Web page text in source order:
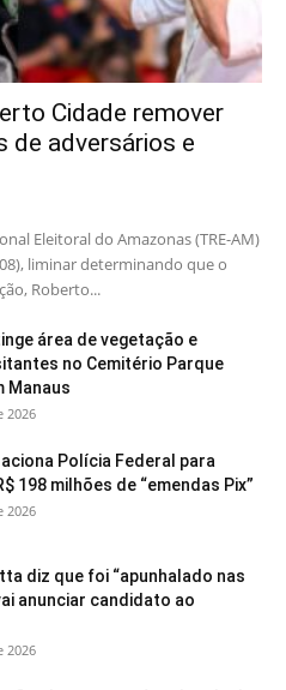
Cidade remover
de adversários e
Eleitoral do Amazonas (TRE-AM)
liminar determinando que o
Roberto...
área de vegetação e
no Cemitério Parque
Manaus
2026
aciona Polícia Federal para
198 milhões de “emendas Pix”
2026
diz que foi “apunhalado nas
anunciar candidato ao
2026